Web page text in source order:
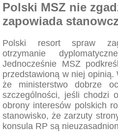
Polski MSZ nie
zapowiada
Polski resort spraw
otrzymanie
Jednocześnie MSZ
przedstawioną w niej opinią.
że ministerstwo dobrze
szczególności, jeśli chodzi
obrony interesów polskich
stanowisko, że zarzuty
konsula RP są